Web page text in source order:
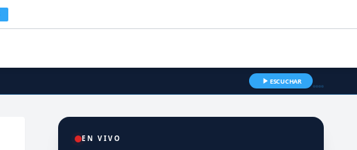
ESCUCHAR
EN VIVO